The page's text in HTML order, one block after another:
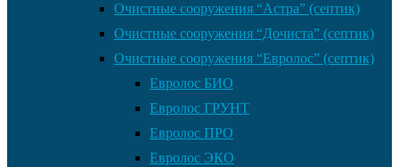
Очистные сооружения “Астра” (септик)
Очистные сооружения “Дочиста” (септик)
Очистные сооружения “Евролос” (септик)
Евролос БИО
Евролос ГРУНТ
Евролос ПРО
Евролос ЭКО